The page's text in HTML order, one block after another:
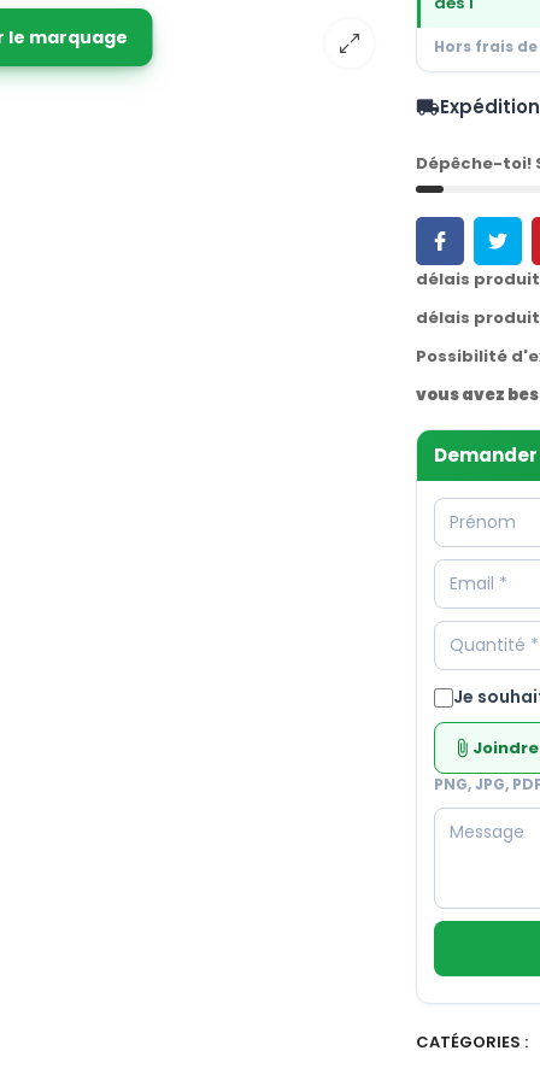
le marquage Hors frais
local_shipping
Dépêche-toi!
délais
délais produit
Possibilité
vous avez
Je
attach_file
PNG, JPG,
CATÉGORIES :